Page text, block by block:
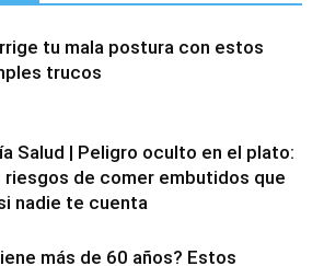
tu mala postura con estos
trucos
Salud | Peligro oculto en el plato:
riesgos de comer embutidos que
nadie te cuenta
más de 60 años? Estos